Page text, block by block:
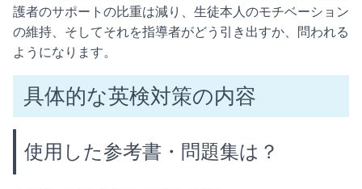
護者のサポートの比重は減り、生徒本人のモチベーション
の維持、そしてそれを指導者がどう引き出すか、問われる
ようになります。
具体的な英検対策の内容
使用した参考書・問題集は？